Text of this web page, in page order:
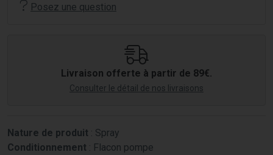
Posez une question
Livraison offerte à partir de 89€.
Consulter le détail de nos livraisons
Nature de produit : Spray
Conditionnement : Flacon pompe